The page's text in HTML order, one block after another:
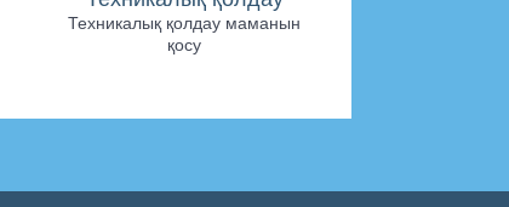
Техникалық қолдау маманын
қосу